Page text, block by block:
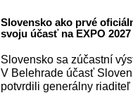
Slovensko ako prvé
svoju účasť na EXPO 2027
Slovensko sa zúčastní
V Belehrade účasť
potvrdili generálny